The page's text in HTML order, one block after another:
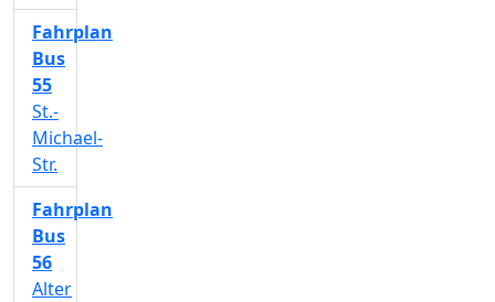
Fahrplan
Bus
55
St.-
Michael-
Str.
Fahrplan
Bus
56
Alter